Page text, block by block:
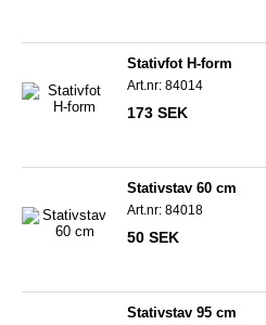
Stativfot H-form
Art.nr: 84014
173 SEK
Stativstav 60 cm
Art.nr: 84018
50 SEK
Stativstav 95 cm